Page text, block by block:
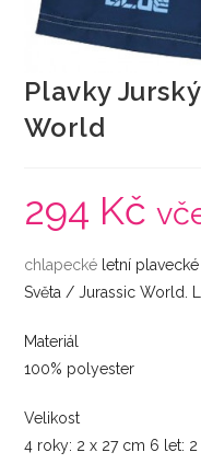
Plavky
World
294 Kč
chlapecké letní plavecké
Světa / Jurassic World.
Materiál
100% polyester
Velikost
4 roky: 2 x 27 cm 6 let: